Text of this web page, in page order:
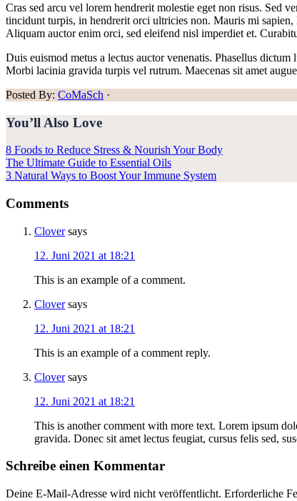
Cras sed arcu vel lorem hendrerit molestie eget non risus. Sed
tincidunt turpis, in hendrerit orci ultricies non. Mauris mi
Aliquam auctor enim orci, sed eleifend nisl imperdiet et.
Duis euismod metus a lectus auctor venenatis. Phasellus
Morbi lacinia gravida turpis vel rutrum. Maecenas sit amet
Posted By: CoMaSch ·
You’ll Also Love
8 Foods to Reduce Stress & Nourish Your Body
The Ultimate Guide to Essential Oils
3 Natural Ways to Boost Your Immune System
Interactions
Comments
Clover says
12. Juni 2021 at 18:21
This is an example of a comment.
Clover says
12. Juni 2021 at 18:21
This is an example of a comment reply.
Clover says
12. Juni 2021 at 18:21
This is another comment with more text. Lorem ipsum
gravida. Donec sit amet lectus feugiat, cursus felis sed,
Schreibe einen Kommentar
Deine E-Mail-Adresse wird nicht veröffentlicht. Erforderliche